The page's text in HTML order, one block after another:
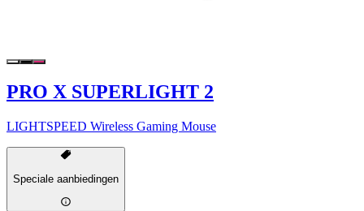
PRO X SUPERLIGHT 2
LIGHTSPEED Wireless Gaming Mouse
Speciale aanbiedingen